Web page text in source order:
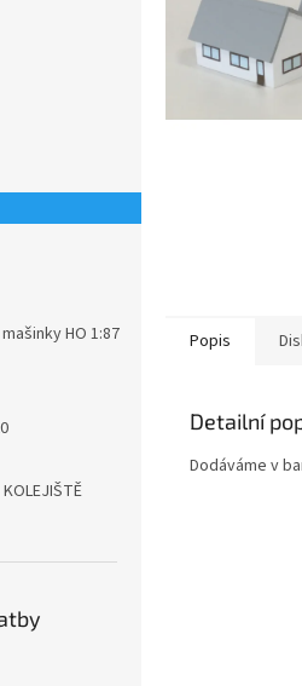
mašinky HO 1:87
KOLEJIŠTĚ
Popis
Detailní
Dodáváme v